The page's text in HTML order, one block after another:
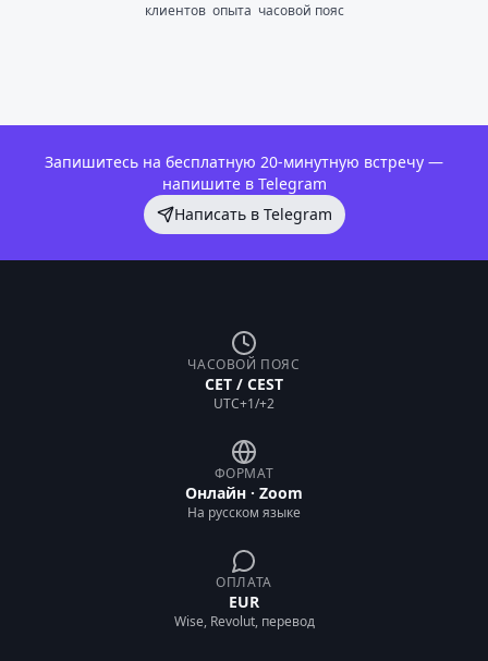
клиентов опыта часовой пояс
Запишитесь на бесплатную 20-минутную встречу —
напишите в Telegram
Написать в Telegram
ЧАСОВОЙ ПОЯС
CET / CEST
UTC+1/+2
ФОРМАТ
Онлайн · Zoom
На русском языке
ОПЛАТА
EUR
Wise, Revolut, перевод